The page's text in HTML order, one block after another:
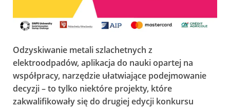
Odzyskiwanie metali szlachetnych z
elektroodpadów, aplikacja do nauki opartej na
współpracy, narzędzie ułatwiające podejmowanie
decyzji – to tylko niektóre projekty, które
zakwalifikowały się do drugiej edycji konkursu